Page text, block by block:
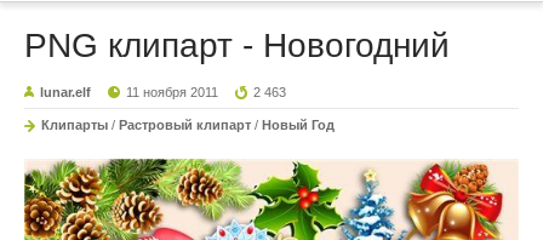
PNG клипарт - Новогодний
lunar.elf 11 ноября 2011 2 463
Клипарты / Растровый клипарт / Новый Год